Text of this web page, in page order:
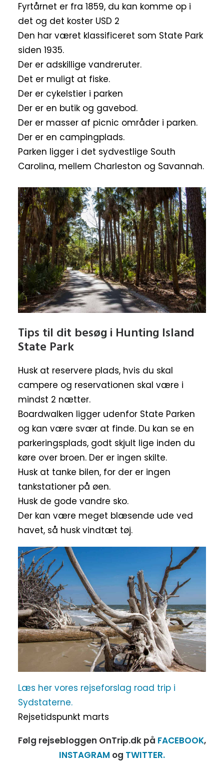
Fyrtårnet er fra 1859, du kan komme op i
det og det koster USD 2
Den har været klassificeret som State Park
siden 1935.
Der er adskillige vandreruter.
Det er muligt at fiske.
Der er cykelstier i parken
Der er en butik og gavebod.
Der er masser af picnic områder i parken.
Der er en campingplads.
Parken ligger i det sydvestlige South
Carolina, mellem Charleston og Savannah.
Tips til dit besøg i Hunting Island
State Park
Husk at reservere plads, hvis du skal
campere og reservationen skal være i
mindst 2 nætter.
Boardwalken ligger udenfor State Parken
og kan være svær at finde. Du kan se en
parkeringsplads, godt skjult lige inden du
køre over broen. Der er ingen skilte.
Husk at tanke bilen, for der er ingen
tankstationer på øen.
Husk de gode vandre sko.
Der kan være meget blæsende ude ved
havet, så husk vindtæt tøj.
Læs her vores rejseforslag road trip i
Sydstaterne.
Rejsetidspunkt marts
Følg rejsebloggen OnTrip.dk på FACEBOOK,
INSTAGRAM og TWITTER.